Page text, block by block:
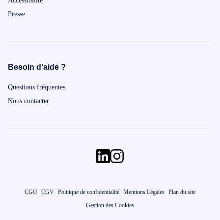
Presse
Besoin d'aide ?
Questions fréquentes
Nous contacter
CGU CGV Politique de confidentialité Mentions Légales Plan du site
Gestion des Cookies